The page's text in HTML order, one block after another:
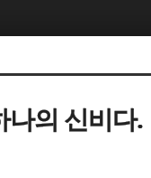
나의 신비다.